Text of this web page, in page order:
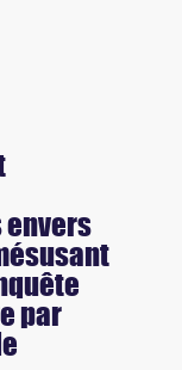
par